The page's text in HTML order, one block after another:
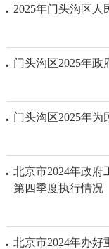
2025年门头沟区
门头沟区2025年政
门头沟区2025年为
北京市2024年政府
第四季度执行情况
北京市2024年办好